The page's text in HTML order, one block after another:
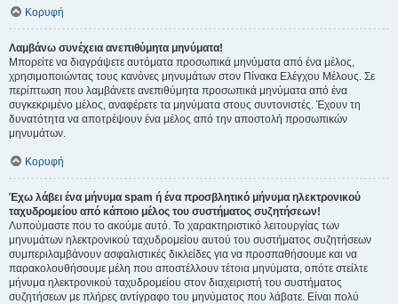
Κορυφή
Λαμβάνω συνέχεια ανεπιθύμητα μηνύματα!
Μπορείτε να διαγράψετε αυτόματα προσωπικά μηνύματα από ένα μέλος,
χρησιμοποιώντας τους κανόνες μηνυμάτων στον Πίνακα Ελέγχου Μέλους. Σε
περίπτωση που λαμβάνετε ανεπιθύμητα προσωπικά μηνύματα από ένα
συγκεκριμένο μέλος, αναφέρετε τα μηνύματα στους συντονιστές. Έχουν τη
δυνατότητα να αποτρέψουν ένα μέλος από την αποστολή προσωπικών
μηνυμάτων.
Κορυφή
Έχω λάβει ένα μήνυμα spam ή ένα προσβλητικό μήνυμα ηλεκτρονικού
ταχυδρομείου από κάποιο μέλος του συστήματος συζητήσεων!
Λυπούμαστε που το ακούμε αυτό. Το χαρακτηριστικό λειτουργίας των
μηνυμάτων ηλεκτρονικού ταχυδρομείου αυτού του συστήματος συζητήσεων
συμπεριλαμβάνουν ασφαλιστικές δικλείδες για να προσπαθήσουμε και να
παρακολουθήσουμε μέλη που αποστέλλουν τέτοια μηνύματα, οπότε στείλτε
μήνυμα ηλεκτρονικού ταχυδρομείου στον διαχειριστή του συστήματος
συζητήσεων με πλήρες αντίγραφο του μηνύματος που λάβατε. Είναι πολύ